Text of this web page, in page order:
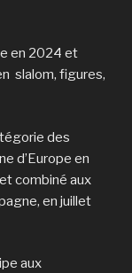
en 2024 et
slalom, figures,
des
d’Europe en
combiné aux
en juillet
aux